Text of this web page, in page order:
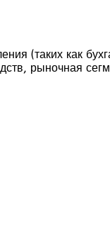
(таких как
рыночная